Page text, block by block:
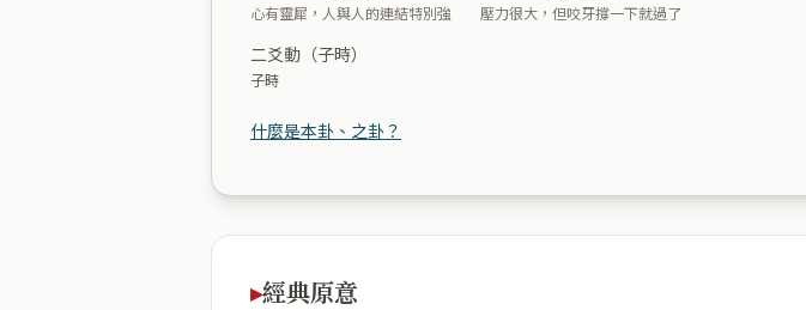
心有靈犀，人與人的連結特別強 壓力很大，但咬牙撐一下就過了
二爻動（子時）
子時
什麼是本卦、之卦？
經典原意